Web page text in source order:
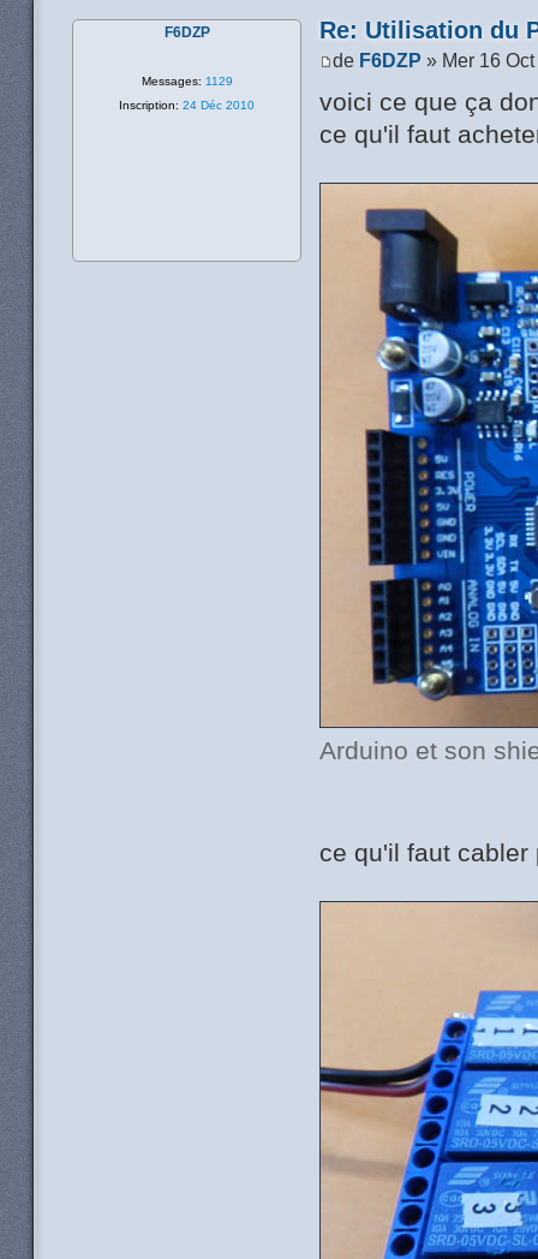
Re: Utilisation du
de F6DZP » Mer 16
voici ce que ça
ce qu'il faut
Arduino et son
ce qu'il faut
F6DZP
Messages: 1129
Inscription: 24 Déc 2010